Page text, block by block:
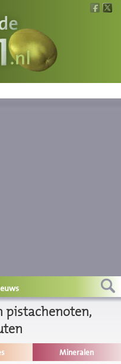
pistachenoten,
Mineralen